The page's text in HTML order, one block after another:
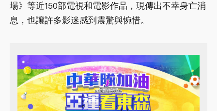
場》等近150部電視和電影作品，現傳出不幸身亡消
息，也讓許多影迷感到震驚與惋惜。